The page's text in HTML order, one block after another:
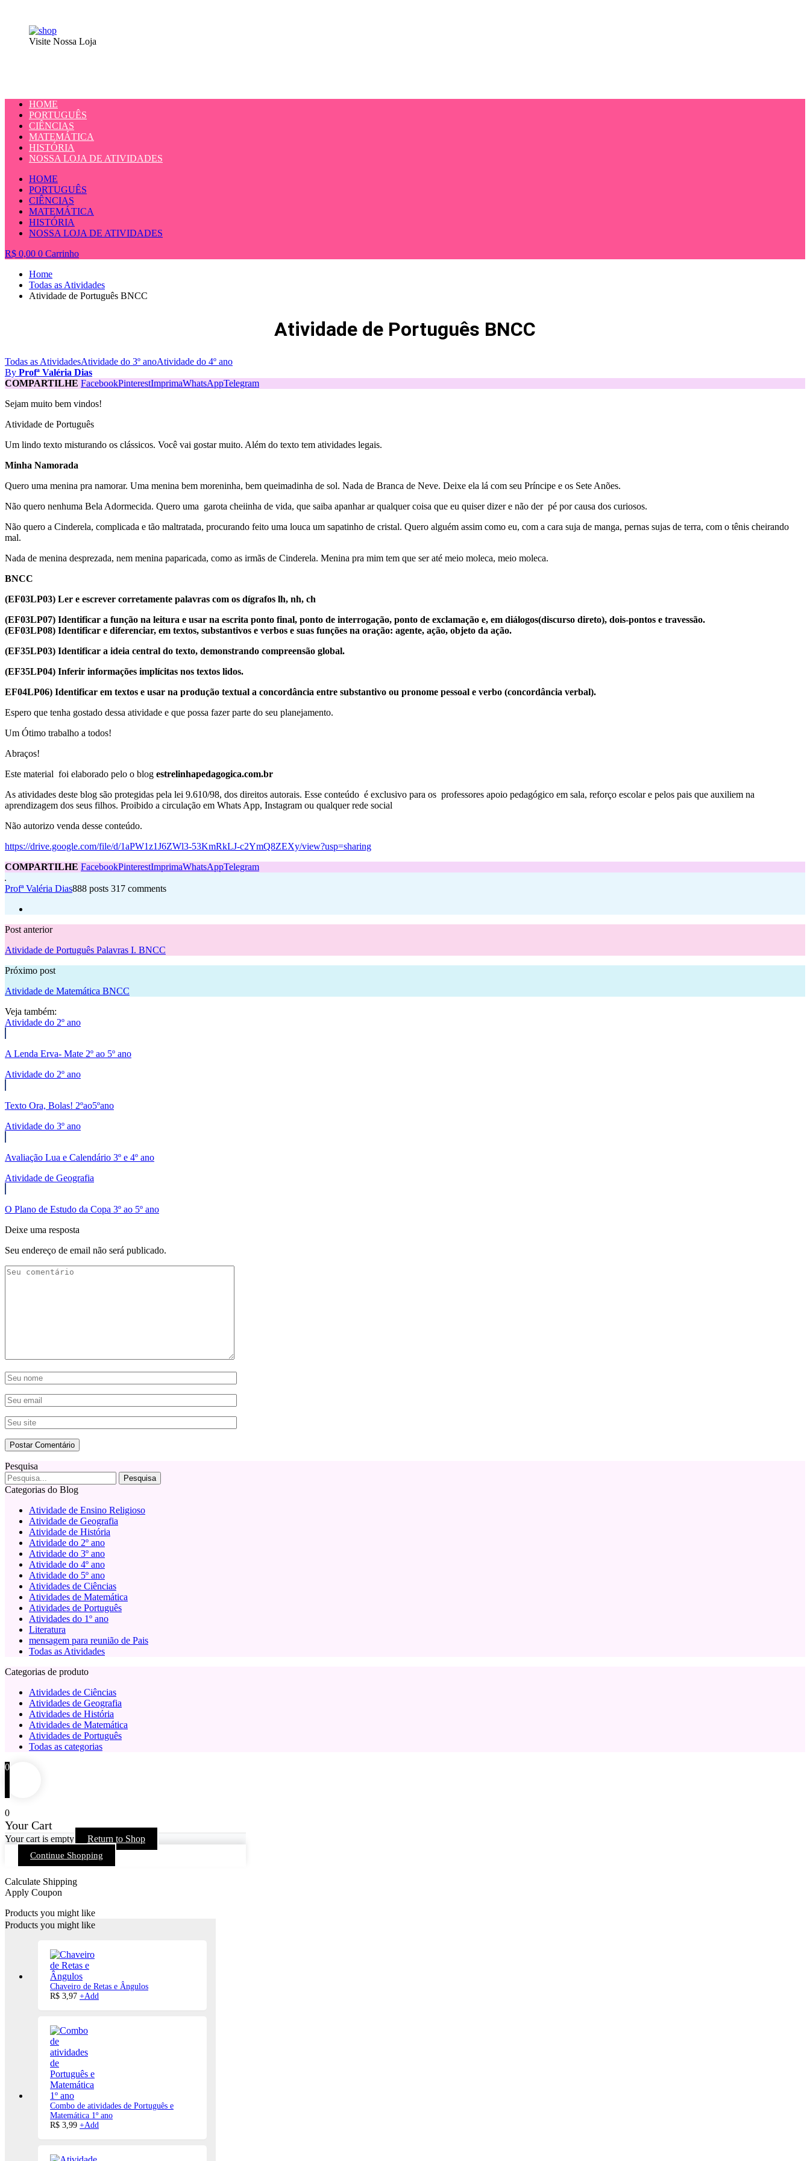
Visite Nossa Loja
HOME
PORTUGUÊS
CIÊNCIAS
MATEMÁTICA
HISTÓRIA
NOSSA LOJA DE ATIVIDADES
HOME
PORTUGUÊS
CIÊNCIAS
MATEMÁTICA
HISTÓRIA
NOSSA LOJA DE ATIVIDADES
R$ 0,00 0 Carrinho
Home
Todas as Atividades
Atividade de Português BNCC
Atividade de Português BNCC
Todas as AtividadesAtividade do 3º anoAtividade do 4º ano
By Profª Valéria Dias
COMPARTILHE FacebookPinterestImprimaWhatsAppTelegram
Sejam muito bem vindos!
Atividade de Português
Um lindo texto misturando os clássicos. Você vai gostar muito. Além do texto tem atividades legais.
Minha Namorada
Quero uma menina pra namorar. Uma menina bem moreninha, bem queimadinha de sol. Nada de Branca de Neve. Deixe ela lá com seu Príncipe e os Sete Anões.
Não quero nenhuma Bela Adormecida. Quero uma garota cheiinha de vida, que saiba apanhar ar qualquer coisa que eu quiser dizer e não der pé por causa dos curiosos.
Não quero a Cinderela, complicada e tão maltratada, procurando feito uma louca um sapatinho de cristal. Quero alguém assim como eu, com a cara suja de manga, pernas sujas de terra, com o tênis cheirando
mal.
Nada de menina desprezada, nem menina paparicada, como as irmãs de Cinderela. Menina pra mim tem que ser até meio moleca, meio moleca.
BNCC
(EF03LP03) Ler e escrever corretamente palavras com os dígrafos lh, nh, ch
(EF03LP07) Identificar a função na leitura e usar na escrita ponto final, ponto de interrogação, ponto de exclamação e, em diálogos(discurso direto), dois-pontos e travessão.
(EF03LP08) Identificar e diferenciar, em textos, substantivos e verbos e suas funções na oração: agente, ação, objeto da ação.
(EF35LP03) Identificar a ideia central do texto, demonstrando compreensão global.
(EF35LP04) Inferir informações implícitas nos textos lidos.
EF04LP06) Identificar em textos e usar na produção textual a concordância entre substantivo ou pronome pessoal e verbo (concordância verbal).
Espero que tenha gostado dessa atividade e que possa fazer parte do seu planejamento.
Um Ótimo trabalho a todos!
Abraços!
Este material foi elaborado pelo o blog estrelinhapedagogica.com.br
As atividades deste blog são protegidas pela lei 9.610/98, dos direitos autorais. Esse conteúdo é exclusivo para os professores apoio pedagógico em sala, reforço escolar e pelos pais que auxiliem na
aprendizagem dos seus filhos. Proibido a circulação em Whats App, Instagram ou qualquer rede social
Não autorizo venda desse conteúdo.
https://drive.google.com/file/d/1aPW1z1J6ZWl3-53KmRkLJ-c2YmQ8ZEXy/view?usp=sharing
COMPARTILHE FacebookPinterestImprimaWhatsAppTelegram
Profª Valéria Dias888 posts 317 comments
Post anterior
Atividade de Português Palavras I. BNCC
Próximo post
Atividade de Matemática BNCC
Veja também:
Atividade do 2º ano
A Lenda Erva- Mate 2º ao 5º ano
Atividade do 2º ano
Texto Ora, Bolas! 2ºao5ºano
Atividade do 3º ano
Avaliação Lua e Calendário 3º e 4º ano
Atividade de Geografia
O Plano de Estudo da Copa 3º ao 5º ano
Deixe uma resposta
Seu endereço de email não será publicado.
Pesquisa
Categorias do Blog
Atividade de Ensino Religioso
Atividade de Geografia
Atividade de História
Atividade do 2º ano
Atividade do 3º ano
Atividade do 4º ano
Atividade do 5º ano
Atividades de Ciências
Atividades de Matemática
Atividades de Português
Atividades do 1º ano
Literatura
mensagem para reunião de Pais
Todas as Atividades
Categorias de produto
Atividades de Ciências
Atividades de Geografia
Atividades de História
Atividades de Matemática
Atividades de Português
Todas as categorias
0
0
Your Cart
Your cart is empty Return to Shop
Continue Shopping
Calculate Shipping
Apply Coupon
Products you might like
Products you might like
Chaveiro de Retas e Ângulos
R$ 3,97 +Add
Combo de atividades de Português e
Matemática 1º ano
R$ 3,99 +Add